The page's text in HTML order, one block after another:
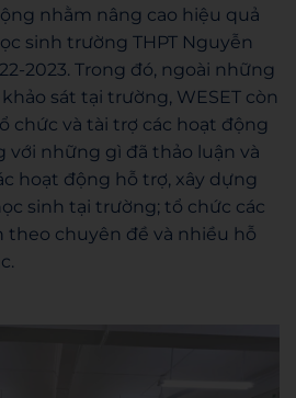
nhằm nâng cao hiệu quả
sinh trường THPT Nguyễn
2023. Trong đó, ngoài những
sát tại trường, WESET còn
chức và tài trợ các hoạt động
với những gì đã thảo luận và
hoạt động hỗ trợ, xây dựng
sinh tại trường; tổ chức các
theo chuyên đề và nhiều hỗ